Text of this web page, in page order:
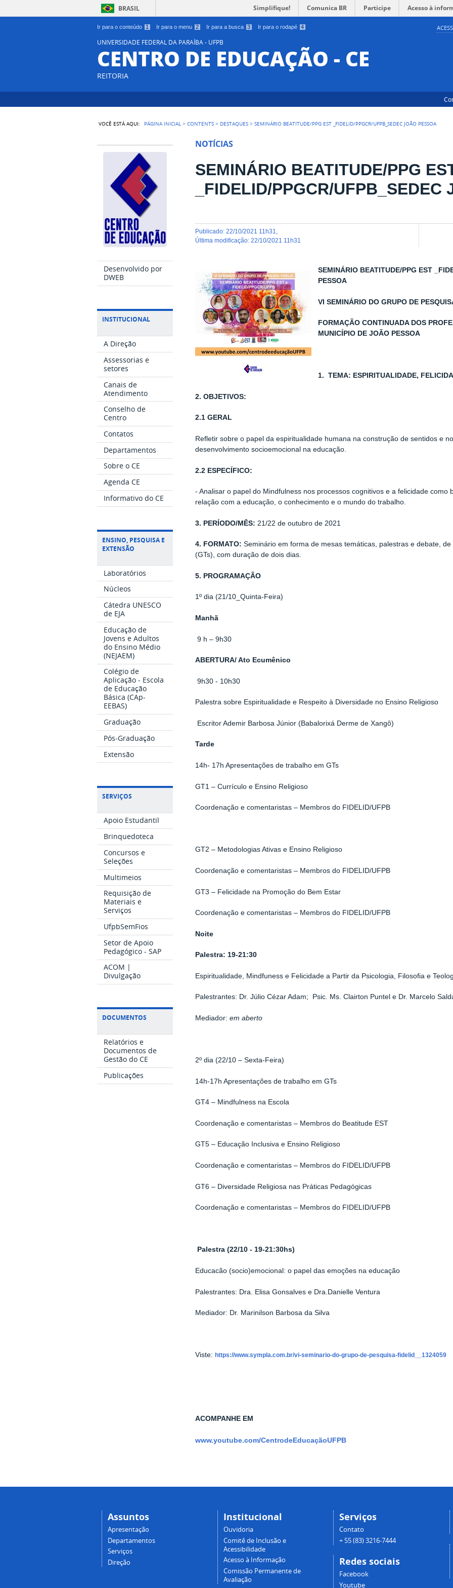
Ir para o conteúdo 1 Ir para o menu 2 Ir para a busca 3 Ir para o rodapé 4
BRASIL Simplifique! Comunica BR Participe Acesso à
UNIVERSIDADE FEDERAL DA PARAÍBA - UFPB
CENTRO DE EDUCAÇÃO - CE
REITORIA
VOCÊ ESTÁ AQUI: PÁGINA INICIAL >CONTENTS > DESTAQUES >SEMINÁRIO BEATITUDE/PPG EST _FIDELID/PPGCR/UFPB_SEDEC JOÃO PESSOA
Desenvolvido por
DWEB
INSTITUCIONAL
A Direção
Assessorias e
setores
Canais de
Atendimento
Conselho de
Centro
Contatos
Departamentos
Sobre o CE
Agenda CE
Informativo do CE
ENSINO, PESQUISA E
EXTENSÃO
Laboratórios
Núcleos
Cátedra UNESCO
de EJA
Educação de
Jovens e Adultos
do Ensino Médio
(NEJAEM)
Colégio de
Aplicação - Escola
de Educação
Básica (CAp-
EEBAS)
Graduação
Pós-Graduação
Extensão
SERVIÇOS
Apoio Estudantil
Brinquedoteca
Concursos e
Seleções
Multimeios
Requisição de
Materiais e
Serviços
UfpbSemFios
Setor de Apoio
Pedagógico - SAP
ACOM |
Divulgação
DOCUMENTOS
Relatórios e
Documentos de
Gestão do CE
Publicações
NOTÍCIAS
SEMINÁRIO BEATITUDE/PPG
_FIDELID/PPGCR/UFPB_SEDEC
publicado:22/10/2021 11h31
última modificação:22/10/2021 11h31
SEMINÁRIO BEATITUDE/PPG EST
PESSOA
VI SEMINÁRIO DO GRUPO DE
FORMAÇÃO CONTINUADA DOS
MUNICÍPIO DE JOÃO PESSOA
1. TEMA: ESPIRITUALIDADE,
2. OBJETIVOS:
2.1 GERAL
Refletir sobre o papel da espiritualidade humana na construção de sentidos e
desenvolvimento socioemocional na educação.
2.2 ESPECÍFICO:
- Analisar o papel do Mindfulness nos processos cognitivos e a felicidade como
relação com a educação, o conhecimento e o mundo do trabalho.
3. PERÍODO/MÊS: 21/22 de outubro de 2021
4. FORMATO:Seminário em forma de mesas temáticas, palestras e debate,
(GTs), com duração de dois dias.
5. PROGRAMAÇÃO
1º dia (21/10_Quinta-Feira)
Manhã
9 h – 9h30
ABERTURA/ Ato Ecumênico
9h30 - 10h30
Palestra sobre Espiritualidade e Respeito à Diversidade no Ensino Religioso
Escritor Ademir Barbosa Júnior (Babalorixá Derme de Xangô)
Tarde
14h- 17h Apresentações de trabalho em GTs
GT1 – Currículo e Ensino Religioso
Coordenação e comentaristas – Membros do FIDELID/UFPB
GT2 – Metodologias Ativas e Ensino Religioso
Coordenação e comentaristas – Membros do FIDELID/UFPB
GT3 – Felicidade na Promoção do Bem Estar
Coordenação e comentaristas – Membros do FIDELID/UFPB
Noite
Palestra: 19-21:30
Espiritualidade, Mindfuness e Felicidade a Partir da Psicologia, Filosofia e
Palestrantes: Dr. Júlio Cézar Adam; Psic. Ms. Clairton Puntel e Dr. Marcelo
Mediador:em aberto
2º dia (22/10 – Sexta-Feira)
14h-17h Apresentações de trabalho em GTs
GT4 – Mindfulness na Escola
Coordenação e comentaristas – Membros do Beatitude EST
GT5 – Educação Inclusiva e Ensino Religioso
Coordenação e comentaristas – Membros do FIDELID/UFPB
GT6 – Diversidade Religiosa nas Práticas Pedagógicas
Coordenação e comentaristas – Membros do FIDELID/UFPB
Palestra (22/10 - 19-21:30hs)
Educacão (socio)emocional: o papel das emoções na educação
Palestrantes: Dra. Elisa Gonsalves e Dra.Danielle Ventura
Mediador: Dr. Marinilson Barbosa da Silva
Viste:https://www.sympla.com.br/vi-seminario-do-grupo-de-pesquisa-fidelid__1324059
ACOMPANHE EM
www.youtube.com/CentrodeEducaçãoUFPB
Assuntos
Apresentação
Departamentos
Serviços
Direção
Institucional
Ouvidoria
Comitê de Inclusão e
Acessibilidade
Acesso à Informação
Comissão Permanente de
Avaliação
Serviços
Contato
+ 55 (83) 3216-7444
Redes sociais
Facebook
Youtube